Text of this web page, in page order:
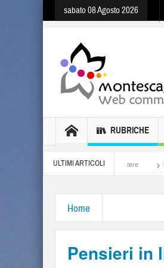
sabato 08 Agosto 2026
RUBRICHE
ULTIMI ARTICOLI
Meloni, il lamento al potere Holodomor, lo
Home
Pensieri in